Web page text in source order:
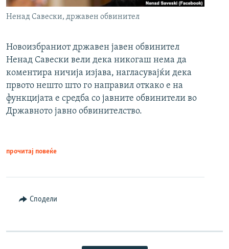
Ненад Савески, државен обвинител
Новоизбраниот државен јавен обвинител
Ненад Савески вели дека никогаш нема да
коментира ничија изјава, нагласувајќи дека
првото нешто што го направил откако е на
функцијата е средба со јавните обвинители во
Државното јавно обвинителство.
прочитај повеќе
Сподели